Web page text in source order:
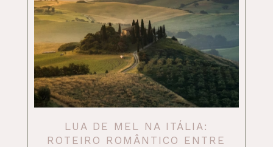
LUA DE MEL NA ITÁLIA:
ROTEIRO ROMÂNTICO ENTRE